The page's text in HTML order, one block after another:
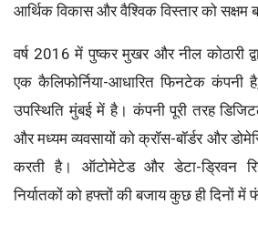
आर्थिक विकास और वैश्विक विस्तार को सक्षम
वर्ष 2016 में पुष्कर मुखर और नील कोठारी
एक कैलिफोर्निया-आधारित फिनटेक कंपनी
उपस्थिति मुंबई में है। कंपनी पूरी तरह
और मध्यम व्यवसायों को क्रॉस-बॉर्डर और
करती है। ऑटोमेटेड और डेटा-ड्रिवन
निर्यातकों को हफ्तों की बजाय कुछ ही दिनों